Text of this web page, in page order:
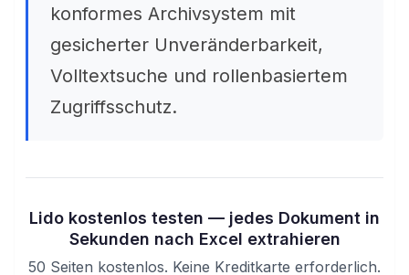
konformes Archivsystem mit
gesicherter Unveränderbarkeit,
Volltextsuche und rollenbasiertem
Zugriffsschutz.
Lido kostenlos testen — jedes Dokument in
Sekunden nach Excel extrahieren
50 Seiten kostenlos. Keine Kreditkarte erforderlich.